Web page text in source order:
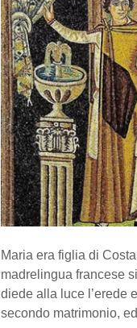
Maria era figlia di
madrelingua francese
diede alla luce l’erede
secondo matrimonio,